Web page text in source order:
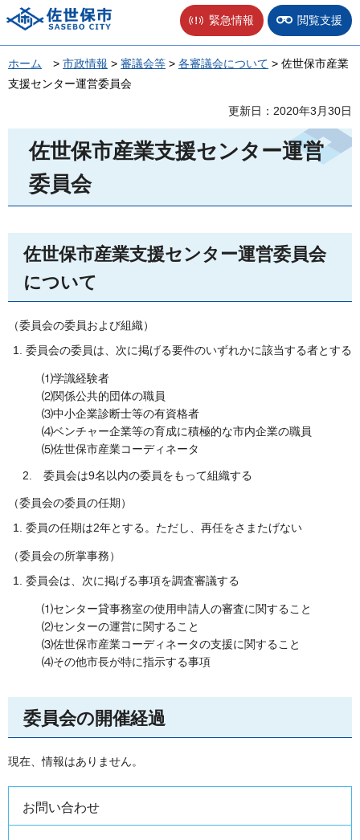
佐世保市 緊急情報 閲覧支援
ホーム > 市政情報 > 審議会等 > 各審議会について > 佐世保市産業
支援センター運営委員会
更新日：2020年3月30日
佐世保市産業支援センター運営
委員会
佐世保市産業支援センター運営委員会
について
（委員会の委員および組織）
委員会の委員は、次に掲げる要件のいずれかに該当する者とする
⑴学識経験者
⑵関係公共的団体の職員
⑶中小企業診断士等の有資格者
⑷ベンチャー企業等の育成に積極的な市内企業の職員
⑸佐世保市産業コーディネータ
2. 委員会は9名以内の委員をもって組織する
（委員会の委員の任期）
委員の任期は2年とする。ただし、再任をさまたげない
（委員会の所掌事務）
委員会は、次に掲げる事項を調査審議する
⑴センター貸事務室の使用申請人の審査に関すること
⑵センターの運営に関すること
⑶佐世保市産業コーディネータの支援に関すること
⑷その他市長が特に指示する事項
委員会の開催経過
現在、情報はありません。
お問い合わせ